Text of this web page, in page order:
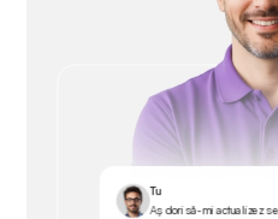
Tu
Aș dori să-mi actualizez